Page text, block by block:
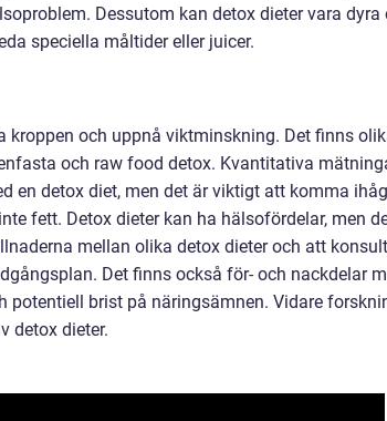
Dessutom kan detox dieter vara dyra
speciella måltider eller juicer.
kroppen och uppnå viktminskning. Det finns
och raw food detox. Kvantitativa
en detox diet, men det är viktigt att komma
fett. Detox dieter kan ha hälsofördelar, men
mellan olika detox dieter och att
Det finns också för- och nackdelar
potentiell brist på näringsämnen. Vidare
detox dieter.